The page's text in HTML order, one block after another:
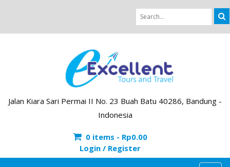
Jalan Kiara Sari Permai II No. 23 Buah Batu 40286, Bandung -
Indonesia
0 items - Rp0.00
Login / Register